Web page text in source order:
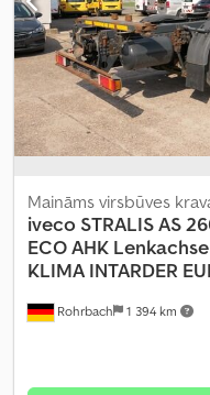
Rohrbach 1 394 km
Maināms virsbūves
iveco STRALIS AS
ECO AHK
KLIMA INTARDER